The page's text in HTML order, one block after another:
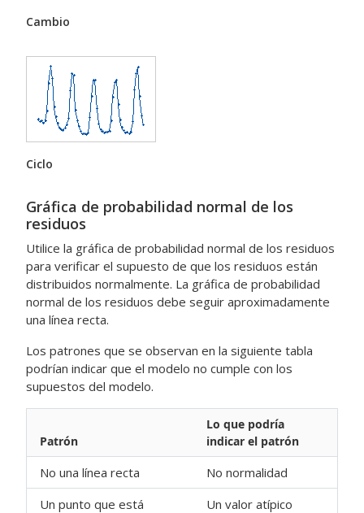
Cambio
Ciclo
Gráfica de probabilidad normal de los
residuos
Utilice la gráfica de probabilidad normal de los residuos
para verificar el supuesto de que los residuos están
distribuidos normalmente. La gráfica de probabilidad
normal de los residuos debe seguir aproximadamente
una línea recta.
Los patrones que se observan en la siguiente tabla
podrían indicar que el modelo no cumple con los
supuestos del modelo.
Patrón
Lo que podría
indicar el patrón
No una línea recta
No normalidad
Un punto que está
Un valor atípico